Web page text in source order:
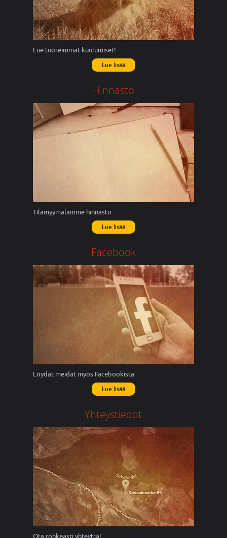
Lue tuoreimmat kuulumiset!
Lue lisää
Hinnasto
Tilamyymälämme hinnasto
Lue lisää
Facebook
Löydät meidät myös Facebookista
Lue lisää
Yhteystiedot
Ota rohkeasti yhteyttä!